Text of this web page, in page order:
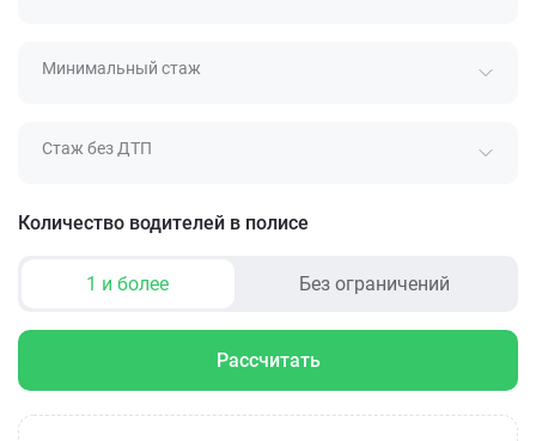
Минимальный стаж
Стаж без ДТП
Количество водителей в полисе
1 и более Без ограничений
Рассчитать